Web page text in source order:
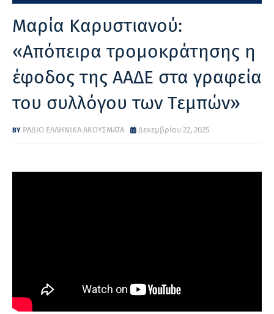
Μαρία Καρυστιανού:
«Απόπειρα τρομοκράτησης η
έφοδος της ΑΑΔΕ στα γραφεία
του συλλόγου των Τεμπών»
ΡΑΔΙΟ ΕΛΛΗΝΙΚΑ ΑΚΟΥΣΜΑΤΑ Δεκεμβρίου 22, 2025